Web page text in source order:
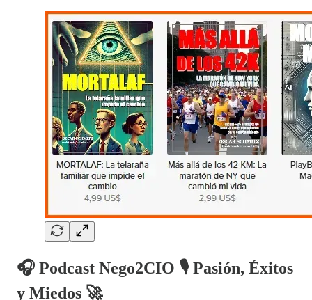
🎧 Podcast Nego2CIO 🎙️ Pasión, Éxitos
y Miedos 🚀